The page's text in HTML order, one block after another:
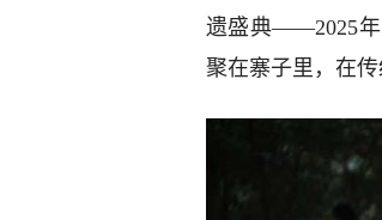
遗盛典——2025年
聚在寨子里，在